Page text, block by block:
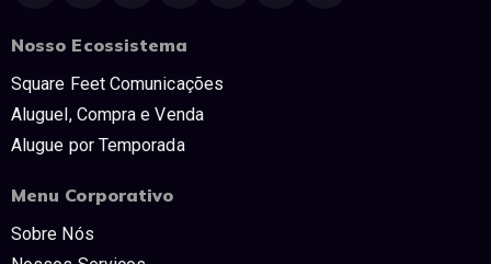
Nosso Ecossistema
Square Feet Comunicações
Aluguel, Compra e Venda
Alugue por Temporada
Menu Corporativo
Sobre Nós